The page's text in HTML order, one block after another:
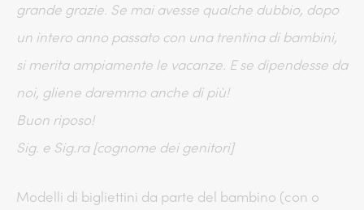
grande grazie. Se mai avesse qualche dubbio, dopo
un intero anno passato con una trentina di bambini,
si merita ampiamente le vacanze. E se dipendesse da
noi, gliene daremmo anche di più!
Buon riposo!
Sig. e Sig.ra [cognome dei genitori]
Modelli di bigliettini da parte del bambino (con o